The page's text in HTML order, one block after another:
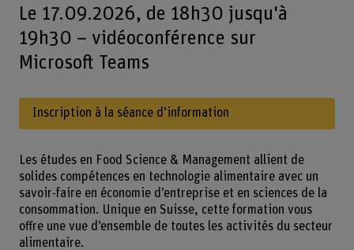
Le 17.09.2026, de 18h30 jusqu'à
19h30 – vidéoconférence sur
Microsoft Teams
Inscription à la séance d’information
Les études en Food Science & Management allient de
solides compétences en technologie alimentaire avec un
savoir-faire en économie d’entreprise et en sciences de la
consommation. Unique en Suisse, cette formation vous
offre une vue d’ensemble de toutes les activités du secteur
alimentaire.